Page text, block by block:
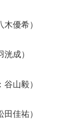
優希）
成）
山毅）
佳祐）